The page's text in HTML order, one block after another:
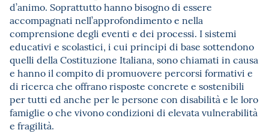
d’animo. Soprattutto hanno bisogno di essere
accompagnati nell’approfondimento e nella
comprensione degli eventi e dei processi. I sistemi
educativi e scolastici, i cui principi di base sottendono
quelli della Costituzione Italiana, sono chiamati in causa
e hanno il compito di promuovere percorsi formativi e
di ricerca che offrano risposte concrete e sostenibili
per tutti ed anche per le persone con disabilità e le loro
famiglie o che vivono condizioni di elevata vulnerabilità
e fragilità.